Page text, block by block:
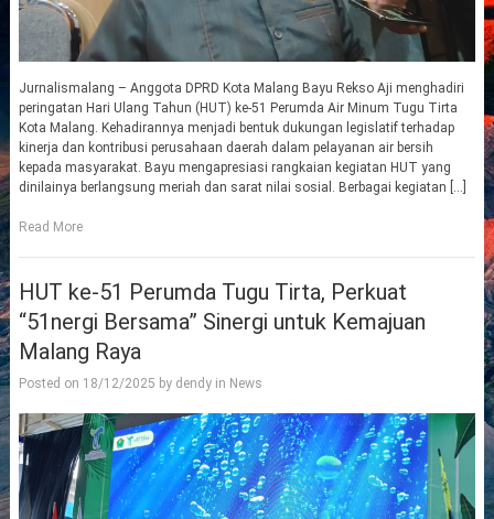
Jurnalismalang – Anggota DPRD Kota Malang Bayu Rekso Aji menghadiri
peringatan Hari Ulang Tahun (HUT) ke-51 Perumda Air Minum Tugu Tirta
Kota Malang. Kehadirannya menjadi bentuk dukungan legislatif terhadap
kinerja dan kontribusi perusahaan daerah dalam pelayanan air bersih
kepada masyarakat. Bayu mengapresiasi rangkaian kegiatan HUT yang
dinilainya berlangsung meriah dan sarat nilai sosial. Berbagai kegiatan […]
Read More
HUT ke-51 Perumda Tugu Tirta, Perkuat
“51nergi Bersama” Sinergi untuk Kemajuan
Malang Raya
Posted on 18/12/2025 by dendyin News